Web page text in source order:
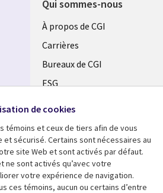
Qui sommes-nous
Useful
links
CANADA
FR
À propos de CGI
Carrières
Bureaux de CGI
ESG
Support
de cookies
témoins et ceux de tiers afin de vous
et sécurisé. Certains sont nécessaires au
site Web et sont activés par défaut.
ne sont activés qu’avec votre
votre expérience de navigation.
ces témoins, aucun ou certains d’entre